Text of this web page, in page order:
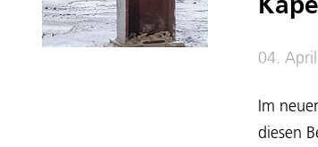
04.
Im
diesen